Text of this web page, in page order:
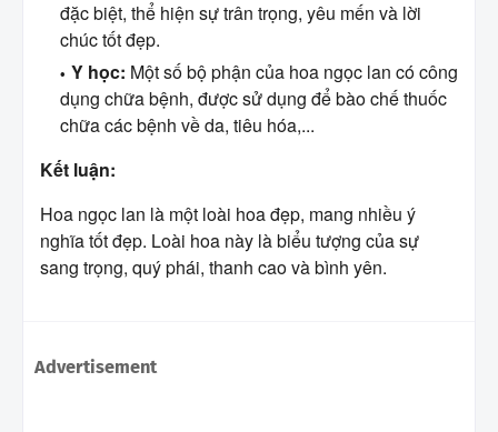
đặc biệt, thể hiện sự trân trọng, yêu mến và lời
chúc tốt đẹp.
Y học: Một số bộ phận của hoa ngọc lan có công
dụng chữa bệnh, được sử dụng để bào chế thuốc
chữa các bệnh về da, tiêu hóa,...
Kết luận:
Hoa ngọc lan là một loài hoa đẹp, mang nhiều ý
nghĩa tốt đẹp. Loài hoa này là biểu tượng của sự
sang trọng, quý phái, thanh cao và bình yên.
Advertisement